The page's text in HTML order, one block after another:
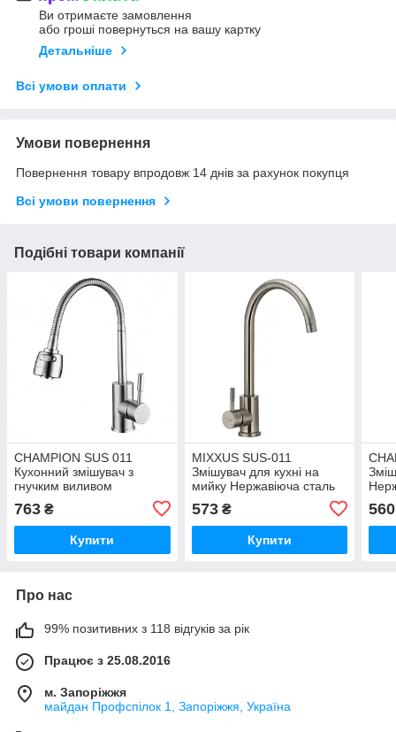
Ви отримаєте замовлення
або гроші повернуться на вашу картку
Детальніше
Всі умови оплати
Умови повернення
Повернення товару впродовж 14 днів за рахунок покупця
Всі умови повернення
Подібні товари компанії
CHAMPION SUS 011
Кухонний змішувач з
гнучким виливом
763 ₴
Купити
MIXXUS SUS-011
Змішувач для кухні на
мийку Нержавіюча сталь
573₴
Купити
560
Про нас
99% позитивних з 118 відгуків за рік
Працює з 25.08.2016
м. Запоріжжя
майдан Профспілок 1, Запоріжжя, Україна